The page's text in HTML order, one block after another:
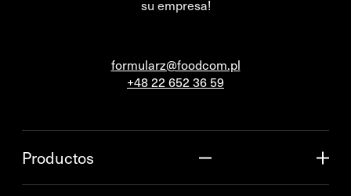
su empresa!
formularz@foodcom.pl
+48 22 652 36 59
Productos